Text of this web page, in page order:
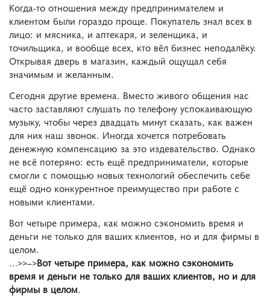
Когда-то отношения между предпринимателем и
клиентом были гораздо проще. Покупатель знал всех в
лицо: и мясника, и аптекаря, и зеленщика, и
точильщика, и вообще всех, кто вёл бизнес неподалёку.
Открывая дверь в магазин, каждый ощущал себя
значимым и желанным.
Сегодня другие времена. Вместо живого общения нас
часто заставляют слушать по телефону успокаивающую
музыку, чтобы через двадцать минут сказать, как важен
для них наш звонок. Иногда хочется потребовать
денежную компенсацию за это издевательство. Однако
не всё потеряно: есть ещё предприниматели, которые
смогли с помощью новых технологий обеспечить себе
ещё одно конкурентное преимущество при работе с
новыми клиентами.
Вот четыре примера, как можно сэкономить время и
деньги не только для ваших клиентов, но и для фирмы в
целом.
…>>–>Вот четыре примера, как можно сэкономить
время и деньги не только для ваших клиентов, но и для
фирмы в целом.